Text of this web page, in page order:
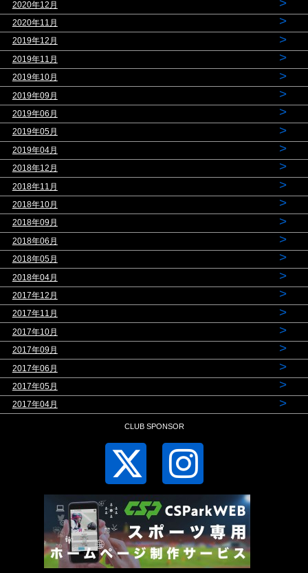
2020年12月 >
2020年11月 >
2019年12月 >
2019年11月 >
2019年10月 >
2019年09月 >
2019年06月 >
2019年05月 >
2019年04月 >
2018年12月 >
2018年11月 >
2018年10月 >
2018年09月 >
2018年06月 >
2018年05月 >
2018年04月 >
2017年12月 >
2017年11月 >
2017年10月 >
2017年09月 >
2017年06月 >
2017年05月 >
2017年04月 >
CLUB SPONSOR